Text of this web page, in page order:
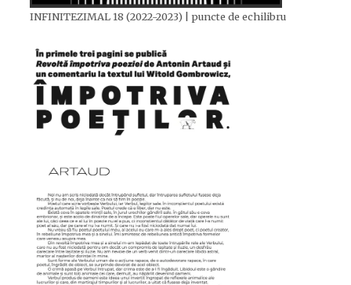
INFINITEZIMAL 18 (2022-2023) | puncte de echilibru